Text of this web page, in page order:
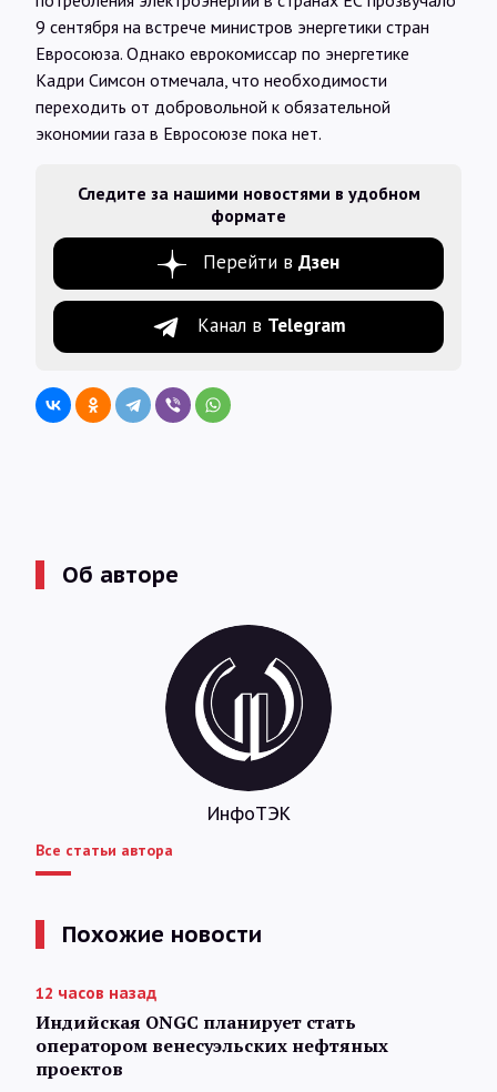
9 сентября на встрече министров энергетики стран
Евросоюза. Однако еврокомиссар по энергетике
Кадри Симсон отмечала, что необходимости
переходить от добровольной к обязательной
экономии газа в Евросоюзе пока нет.
Следите за нашими новостями в удобном
формате
Перейти в Дзен
Канал в Telegram
Об авторе
ИнфоТЭК
Все статьи автора
Похожие новости
12 часов назад
Индийская ONGC планирует стать
оператором венесуэльских нефтяных
проектов